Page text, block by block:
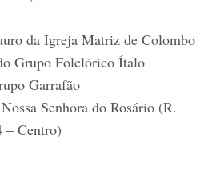
da Igreja Matriz de Colombo
Grupo Folclórico Ítalo
Garrafão
Senhora do Rosário (R.
– Centro)